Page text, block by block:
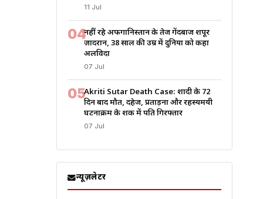
11 Jul
04नहीं रहे अफगानिस्तान के तेज गेंदबाज शपूर
ज़ादरान, 38 साल की उम्र में दुनिया को कहा
अलविदा
07 Jul
05Akriti Sutar Death Case: शादी के 72
दिन बाद मौत, दहेज, प्रताड़ना और रहस्यमयी
घटनाक्रम के शक में पति गिरफ्तार
07 Jul
न्यूज़लेटर